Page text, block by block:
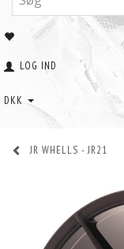
LOG IND
DKK
JR WHELLS - JR21